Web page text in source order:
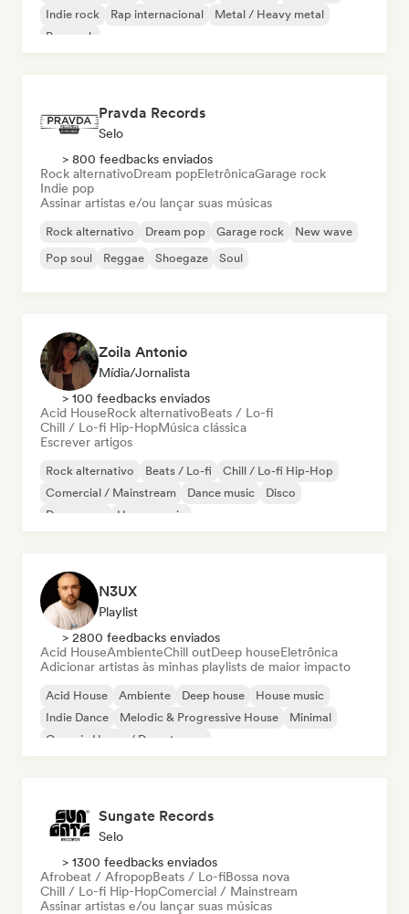
Indie rock
Rap internacional
Metal / Heavy metal
Pop rock
Pravda Records
Selo
> 800 feedbacks enviados
Rock alternativoDream popEletrônicaGarage rock
Indie pop
Assinar artistas e/ou lançar suas músicas
Rock alternativo Dream pop Garage rock
New wave
Pop soul
Reggae Shoegaze Soul
Zoila Antonio
Mídia/Jornalista
> 100 feedbacks enviados
Acid HouseRock alternativoBeats / Lo-fi
Chill / Lo-fi Hip-HopMúsica clássica
Escrever artigos
Rock alternativo Beats / Lo-fi
Chill / Lo-fi Hip-Hop
Comercial / Mainstream
Dance music
Disco
Dream pop
House music
N3UX
Playlist
> 2800 feedbacks enviados
Acid HouseAmbienteChill outDeep houseEletrônica
Adicionar artistas às minhas playlists de maior impacto
Acid House Ambiente Deep house
House music
Indie Dance
Melodic & Progressive House
Minimal
Organic House / Downtempo
Sungate Records
Selo
> 1300 feedbacks enviados
Afrobeat / AfropopBeats / Lo-fiBossa nova
Chill / Lo-fi Hip-HopComercial / Mainstream
Assinar artistas e/ou lançar suas músicas